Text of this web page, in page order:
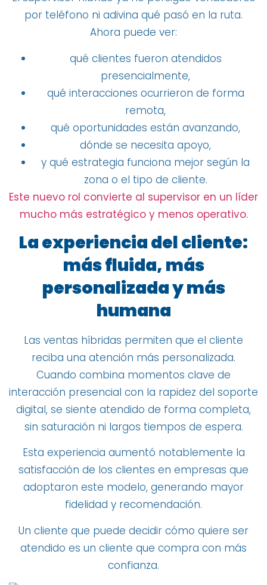
por teléfono ni adivina qué pasó en la ruta.
Ahora puede ver:
qué clientes fueron atendidos
presencialmente,
qué interacciones ocurrieron de forma
remota,
qué oportunidades están avanzando,
dónde se necesita apoyo,
y qué estrategia funciona mejor según la
zona o el tipo de cliente.
Este nuevo rol convierte al supervisor en un líder
mucho más estratégico y menos operativo.
La experiencia del cliente:
más fluida, más
personalizada y más
humana
Las ventas híbridas permiten que el cliente
reciba una atención más personalizada.
Cuando combina momentos clave de
interacción presencial con la rapidez del soporte
digital, se siente atendido de forma completa,
sin saturación ni largos tiempos de espera.
Esta experiencia aumentó notablemente la
satisfacción de los clientes en empresas que
adoptaron este modelo, generando mayor
fidelidad y recomendación.
Un cliente que puede decidir cómo quiere ser
atendido es un cliente que compra con más
confianza.